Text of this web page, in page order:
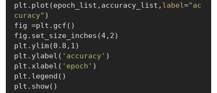
plt.plot(epoch_list,accuracy_list, label="ac
curacy" )
fig =plt.gcf()
fig.set_size_inches(4,2)
plt.ylim(0.8,1)
plt.ylabel( 'accuracy' )
plt.xlabel( 'epoch' )
plt.legend()
plt.show()